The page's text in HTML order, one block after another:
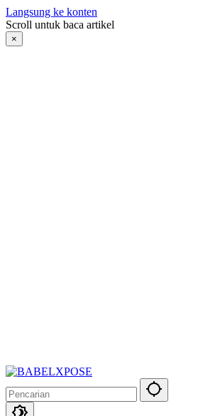
Langsung ke konten
Scroll untuk baca artikel
×